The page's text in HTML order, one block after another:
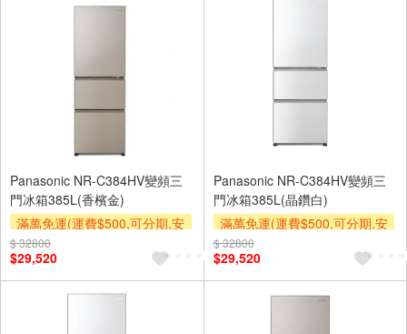
Panasonic NR-C384HV變頻三
門冰箱385L(香檳金)
滿萬免運(運費$500,可分期,安
裝跨區費另計,單品未滿1萬元
及使用6期以上分期0利率,需付
基本安裝運費)
$ 32800
$29,520
Panasonic NR-C384HV變頻三
門冰箱385L(晶鑽白)
滿萬免運(運費$500,可分期,安
裝跨區費另計,單品未滿1萬元
及使用6期以上分期0利率,需付
基本安裝運費)
$ 32800
$29,520